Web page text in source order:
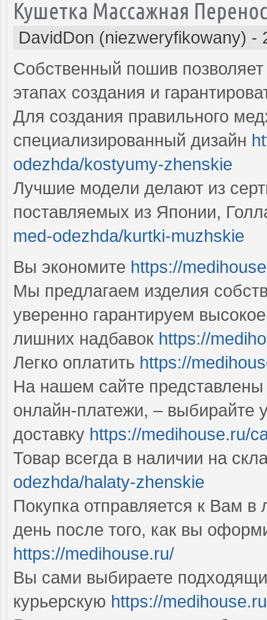
Кушетка Массажная
DavidDon (niezweryfikowany) -
Собственный пошив
этапах создания и
Для создания правильного
специализированный дизайн
odezhda/kostyumy-zhenskie
Лучшие модели делают из
поставляемых из Японии,
med-odezhda/kurtki-muzhskie
Вы экономите https://
Мы предлагаем изделия
уверенно гарантируем
лишних надбавок https://
Легко оплатить https://
На нашем сайте
онлайн-платежи, –
доставку https://medihouse.ru/
Товар всегда в наличии на
odezhda/halaty-zhenskie
Покупка отправляется к Вам
день после того, как вы
https://medihouse.ru/
Вы сами выбираете
курьерскую https://